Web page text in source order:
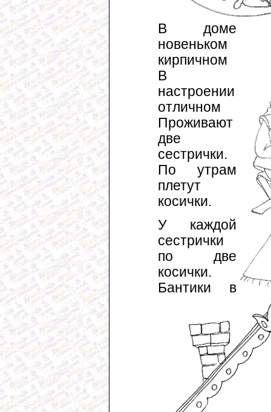
В доме
новеньком
кирпичном
В
настроении
отличном
Проживают
две
сестрички.
По утрам
плетут
косички.
У каждой
сестрички
по две
косички.
Бантики в